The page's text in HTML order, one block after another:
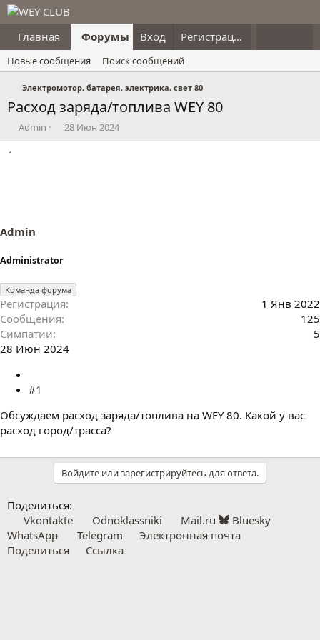
Главная Форумы Что нового?
Вход Регистрация
Новые сообщения Поиск сообщений
Электромотор, батарея, электрика, свет 80
Расход заряда/топлива WEY 80
А
в
ы
Admin
Д
а
28 Июн 2024
Admin
Administrator
Команда форума
Регистрация
1 Янв 2022
Сообщения
125
Симпатии
5
28 Июн 2024
#1
Обсуждаем расход заряда/топлива на WEY 80. Какой у вас
расход город/трасса?
Войдите или зарегистрируйтесь для ответа.
Поделиться:
Vkontakte
Odnoklassniki Mail.ru
Bluesky
WhatsApp
Telegram
Электронная почта
Поделиться
Ссылка